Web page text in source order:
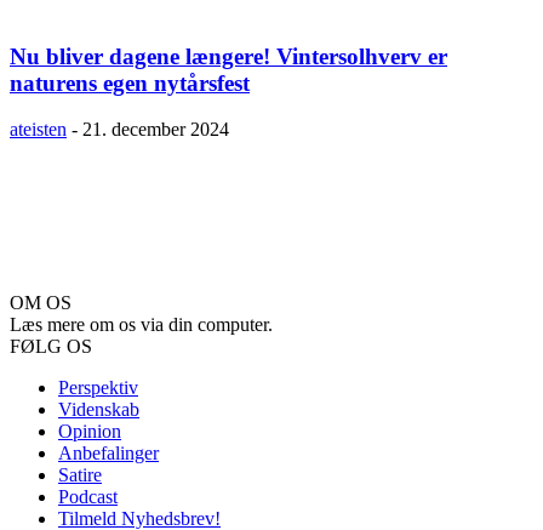
Nu bliver dagene længere! Vintersolhverv er
naturens egen nytårsfest
ateisten - 21. december 2024
OM OS
Læs mere om os via din computer.
FØLG OS
Perspektiv
Videnskab
Opinion
Anbefalinger
Satire
Podcast
Tilmeld Nyhedsbrev!